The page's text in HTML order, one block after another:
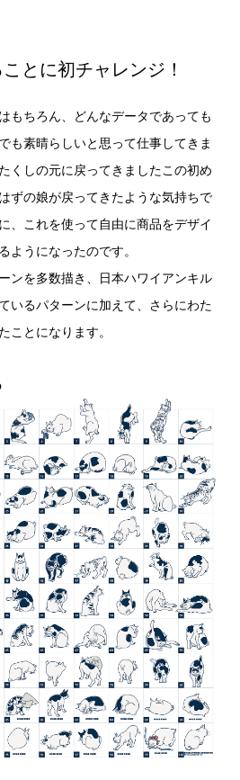
とに初チャレンジ！
もちろん、どんなデータであっても
も素晴らしいと思って仕事してきま
くしの元に戻ってきましたこの初め
ずの娘が戻ってきたような気持ちで
、これを使って自由に商品をデザイ
ようになったのです。
ンを多数描き、日本ハワイアンキル
いるパターンに加えて、さらにわた
ことになります。